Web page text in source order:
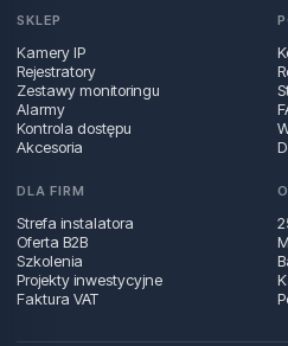
SKLEP
Kamery IP
Rejestratory
Zestawy monitoringu
Alarmy
Kontrola dostępu
Akcesoria
DLA FIRM
Strefa instalatora
Oferta B2B
Szkolenia
Projekty inwestycyjne
Faktura VAT